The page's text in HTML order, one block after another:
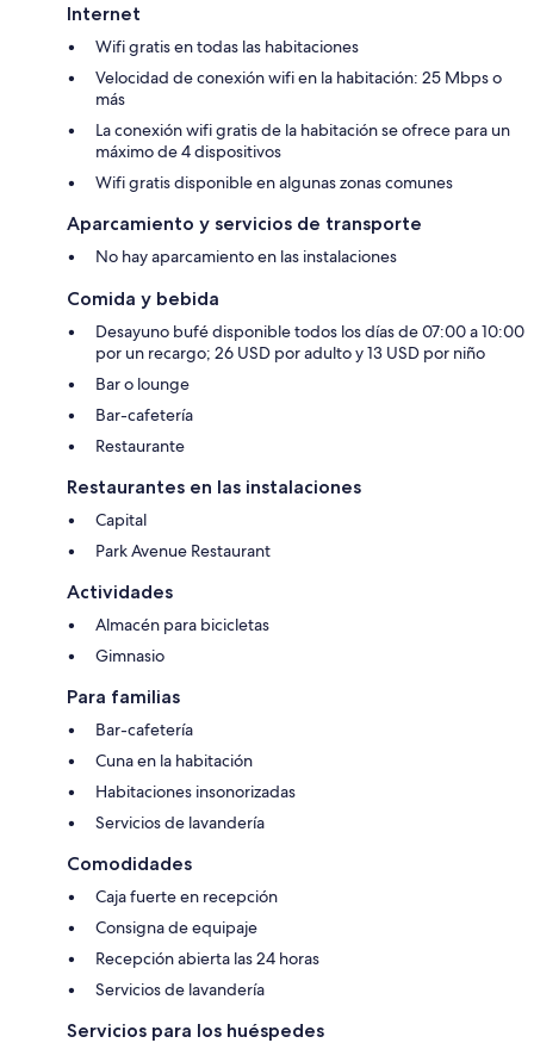
Internet
Wifi gratis en todas las habitaciones
Velocidad de conexión wifi en la habitación: 25 Mbps o
más
La conexión wifi gratis de la habitación se ofrece para un
máximo de 4 dispositivos
Wifi gratis disponible en algunas zonas comunes
Aparcamiento y servicios de transporte
No hay aparcamiento en las instalaciones
Comida y bebida
Desayuno bufé disponible todos los días de 07:00 a 10:00
por un recargo; 26 USD por adulto y 13 USD por niño
Bar o lounge
Bar-cafetería
Restaurante
Restaurantes en las instalaciones
Capital
Park Avenue Restaurant
Actividades
Almacén para bicicletas
Gimnasio
Para familias
Bar-cafetería
Cuna en la habitación
Habitaciones insonorizadas
Servicios de lavandería
Comodidades
Caja fuerte en recepción
Consigna de equipaje
Recepción abierta las 24 horas
Servicios de lavandería
Servicios para los huéspedes